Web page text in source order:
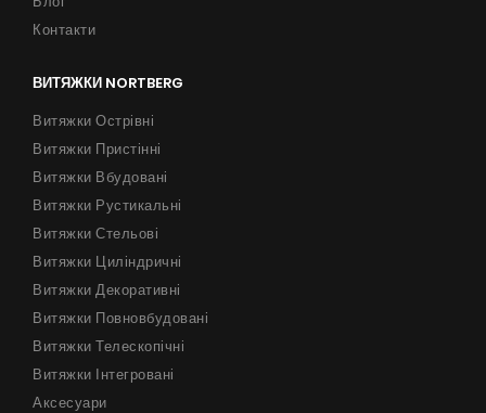
Контакти
ВИТЯЖКИ NORTBERG
Витяжки Острівні
Витяжки Пристінні
Витяжки Вбудовані
Витяжки Рустикальні
Витяжки Стельові
Витяжки Циліндричні
Витяжки Декоративні
Витяжки Повновбудовані
Витяжки Телескопічні
Витяжки Інтегровані
Аксесуари